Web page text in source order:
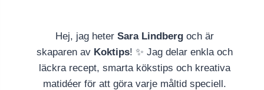
Hej, jag heter Sara Lindbergoch är
skaparen av Koktips! ✨ Jag delar enkla och
läckra recept, smarta kökstips och kreativa
matidéer för att göra varje måltid speciell.